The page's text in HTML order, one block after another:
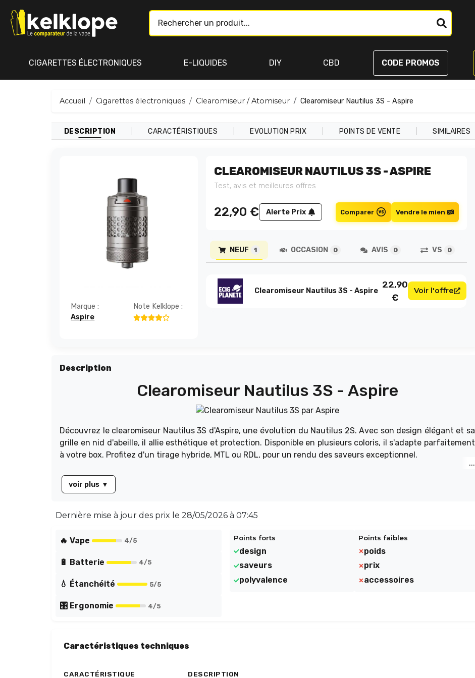
CIGARETTES ÉLECTRONIQUES E-LIQUIDES DIY CBD CODE PROMOS
Accueil Cigarettes électroniques Clearomiseur / Atomiseur Clearomiseur Nautilus 3S - Aspire
DESCRIPTION CARACTÉRISTIQUES EVOLUTION PRIX POINTS DE VENTE SIMILAIRES
Marque :
Aspire
Note Kelklope :
CLEAROMISEUR NAUTILUS 3S - ASPIRE
Test, avis et meilleures offres
22,90 € Alerte Prix Comparer Vendre le mien
NEUF 1 OCCASION 0 AVIS 0 VS 0
Clearomiseur Nautilus 3S - Aspire
22,90
€
Voir l'offre
Description
Clearomiseur Nautilus 3S - Aspire
Découvrez le clearomiseur Nautilus 3S d'Aspire, une évolution du Nautilus 2S. Avec son design élégant et sa
grille en nid d'abeille, il allie esthétique et protection. Disponible en plusieurs coloris, il s'adapte parfaitement
à votre box. Profitez d'un tirage hybride, MTL ou RDL, pour un rendu des saveurs exceptionnel.
voir plus ▼
Dernière mise à jour des prix le 28/05/2026 à 07:45
🔥 Vape 4/5
🔋 Batterie 4/5
💧 Étanchéité 5/5
🎛️ Ergonomie 4/5
Points forts
design
saveurs
polyvalence
Points faibles
poids
prix
accessoires
Caractéristiques techniques
CARACTÉRISTIQUE DESCRIPTION